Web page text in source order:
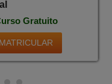
Gratuito
MATRICULAR